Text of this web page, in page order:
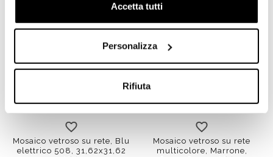
Accetta tutti
Personalizza
Rifiuta
Mosaico vetroso su rete, Blu
elettrico 508, 31,62x31,62
Mosaico vetroso su rete
multicolore, Marrone,